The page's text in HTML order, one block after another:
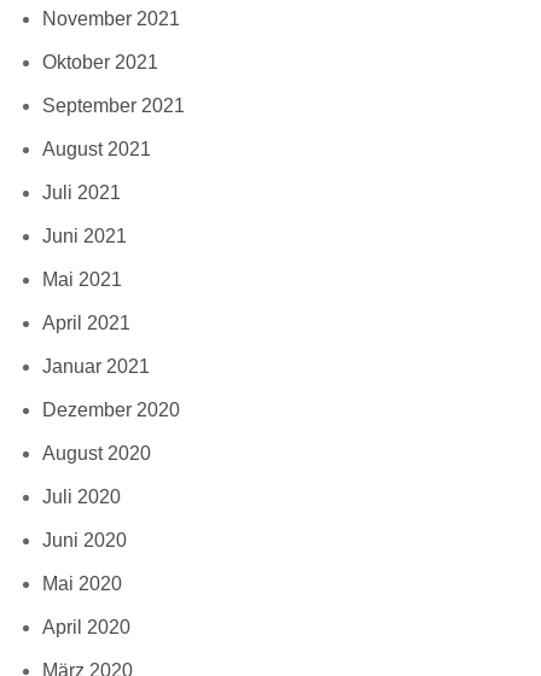
November 2021
Oktober 2021
September 2021
August 2021
Juli 2021
Juni 2021
Mai 2021
April 2021
Januar 2021
Dezember 2020
August 2020
Juli 2020
Juni 2020
Mai 2020
April 2020
März 2020